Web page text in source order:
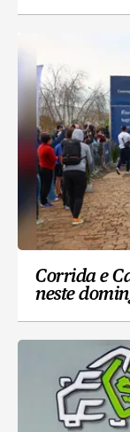
Corrida e
neste